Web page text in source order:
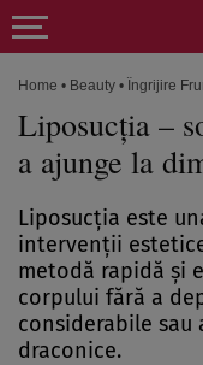
Home • Beauty • Îngrijire
Liposucţia –
a ajunge la
Liposucţia este
intervenţii
metodă rapidă şi
corpului fără a
considerabile sau
draconice.